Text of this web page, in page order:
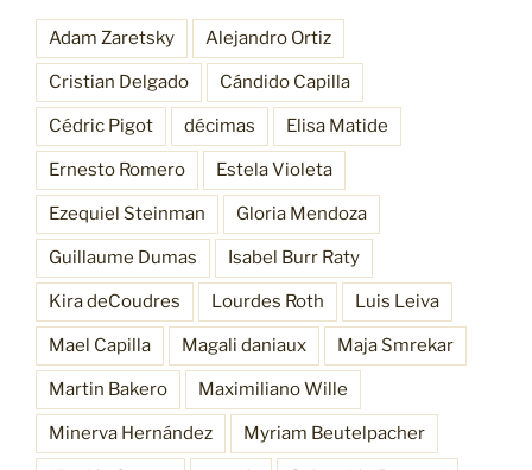
Adam Zaretsky Alejandro Ortiz
Cristian Delgado Cándido Capilla
Cédric Pigot décimas Elisa Matide
Ernesto Romero Estela Violeta
Ezequiel Steinman Gloria Mendoza
Guillaume Dumas Isabel Burr Raty
Kira deCoudres Lourdes Roth Luis Leiva
Mael Capilla Magali daniaux Maja Smrekar
Martin Bakero Maximiliano Wille
Minerva Hernández Myriam Beutelpacher